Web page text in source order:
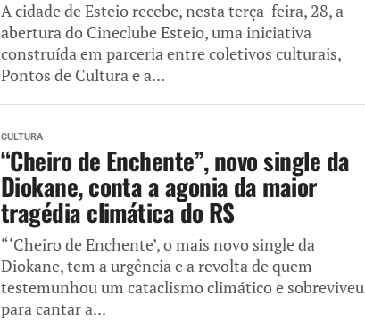
A cidade de Esteio recebe, nesta terça-feira, 28, a
abertura do Cineclube Esteio, uma iniciativa
construída em parceria entre coletivos culturais,
Pontos de Cultura e a...
CULTURA
“Cheiro de Enchente”, novo single da
Diokane, conta a agonia da maior
tragédia climática do RS
“‘Cheiro de Enchente’, o mais novo single da
Diokane, tem a urgência e a revolta de quem
testemunhou um cataclismo climático e sobreviveu
para cantar a...